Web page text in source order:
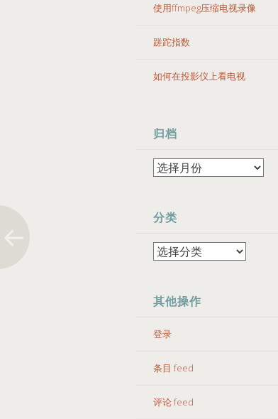
使用ffmpeg压缩电视录像
蹉跎指数
如何在投影仪上看电视
归档
分类
其他操作
登录
条目 feed
评论 feed